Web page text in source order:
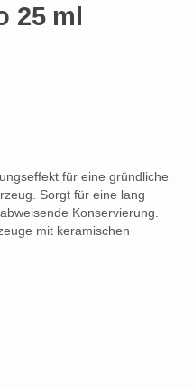
25 ml
für eine gründliche
Sorgt für eine lang
Konservierung.
mit keramischen